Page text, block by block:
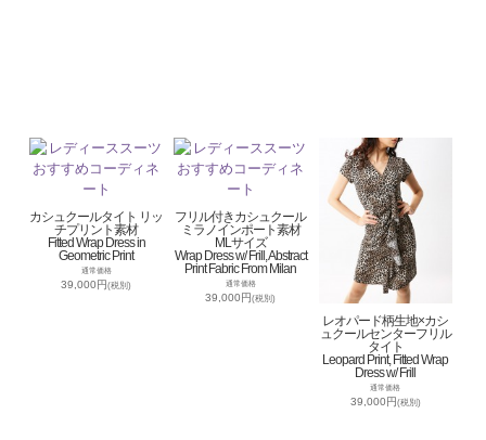
カシュクールタイト リッ
チプリント素材
Fitted Wrap Dress in
Geometric Print
通常価格
39,000円(税別)
フリル付きカシュクール
ミラノインポート素材
MLサイズ
Wrap Dress w/ Frill, Abstract
Print Fabric From Milan
通常価格
39,000円(税別)
レオパード柄生地×カシ
ュクールセンターフリル
タイト
Leopard Print, Fitted Wrap
Dress w/ Frill
通常価格
39,000円(税別)